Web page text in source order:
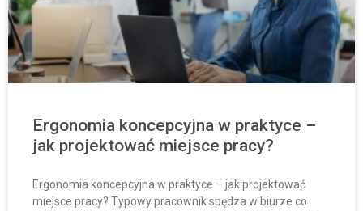
Ergonomia koncepcyjna w praktyce –
jak projektować miejsce pracy?
Ergonomia koncepcyjna w praktyce – jak projektować
miejsce pracy? Typowy pracownik spędza w biurze co